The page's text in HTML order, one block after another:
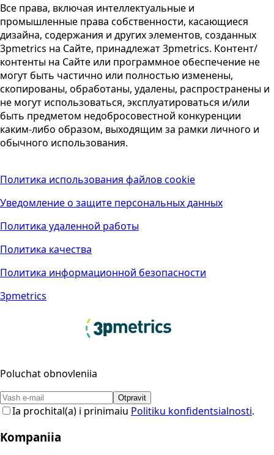
Все права, включая интеллектуальные и
промышленные права собственности, касающиеся
дизайна, содержания и других элементов, созданных
3pmetrics на Сайте, принадлежат 3pmetrics. Контент/
контенты на Сайте или программное обеспечение не
могут быть частично или полностью изменены,
скопированы, обработаны, удалены, распространены и
не могут использоваться, эксплуатироваться и/или
быть предметом недобросовестной конкуренции
каким-либо образом, выходящим за рамки личного и
обычного использования.
Политика использования файлов cookie
Уведомление о защите персональных данных
Политика удаленной работы
Политика качества
Политика информационной безопасности
3pmetrics
Poluchat obnovleniia
Otpravit
Ia prochital(a) i prinimaiu Politiku konfidentsialnosti.
Kompaniia